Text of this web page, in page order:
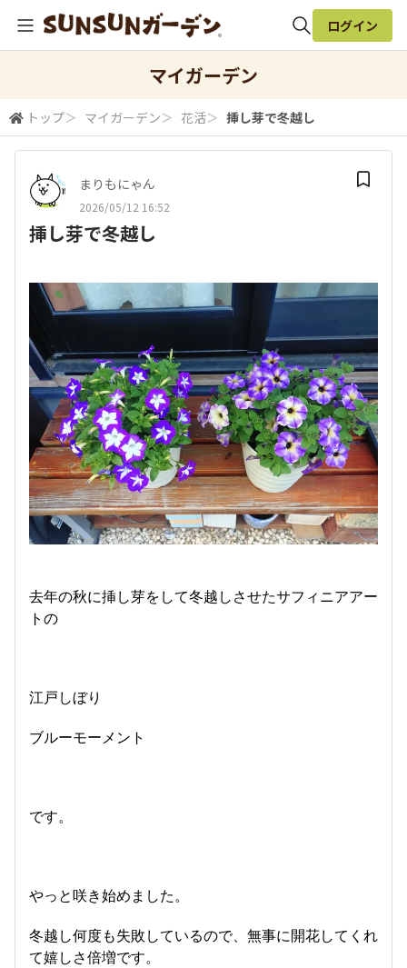
検索
ログイン
マイガーデン
トップ＞ マイガーデン＞ 花活＞ 挿し芽で冬越し
まりもにゃん
2026/05/12 16:52
挿し芽で冬越し
去年の秋に挿し芽をして冬越しさせたサフィニアアー
トの
江戸しぼり
ブルーモーメント
です。
やっと咲き始めました。
冬越し何度も失敗しているので、無事に開花してくれ
て嬉しさ倍増です。